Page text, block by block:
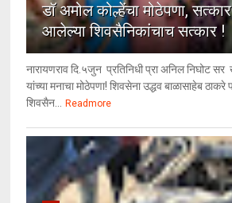
डॉ अमोल कोल्हेंचा मोठेपणा,
आलेल्या शिवसैनिकांचाच सत्कार !
नारायणराव दि.५जुन प्रतिनिधी प्रा अनिल निघोट
यांच्या मनाचा मोठेपणा! शिवसेना उद्धव बाळासाहेब ठाकरे
शिवसैन... Readmore